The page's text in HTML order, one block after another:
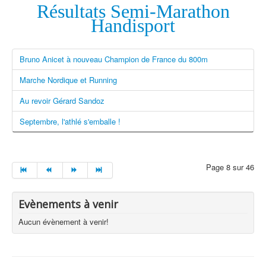
Résultats Semi-Marathon
Handisport
Bruno Anicet à nouveau Champion de France du 800m
Marche Nordique et Running
Au revoir Gérard Sandoz
Septembre, l'athlé s'emballe !
Page 8 sur 46
Evènements à venir
Aucun évènement à venir!